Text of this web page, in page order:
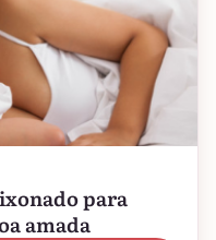
para
amada